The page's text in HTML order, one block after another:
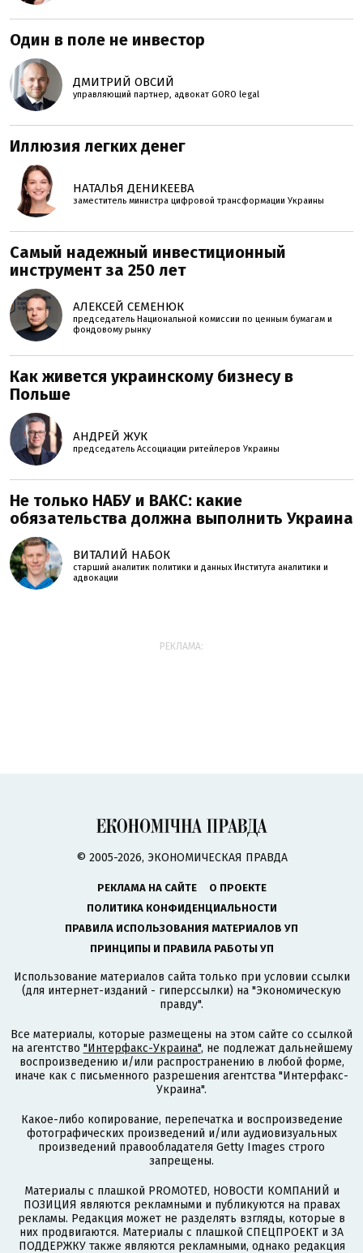
Один в поле не инвестор
ДМИТРИЙ ОВСИЙ
управляющий партнер, адвокат GORO legal
Иллюзия легких денег
НАТАЛЬЯ ДЕНИКЕЕВА
заместитель министра цифровой трансформации Украины
Самый надежный инвестиционный
инструмент за 250 лет
АЛЕКСЕЙ СЕМЕНЮК
председатель Национальной комиссии по ценным бумагам и
фондовому рынку
Как живется украинскому бизнесу в
Польше
АНДРЕЙ ЖУК
председатель Ассоциации ритейлеров Украины
Не только НАБУ и ВАКС: какие
обязательства должна выполнить Украина
ВИТАЛИЙ НАБОК
старший аналитик политики и данных Института аналитики и
адвокации
РЕКЛАМА:
© 2005-2026, ЭКОНОМИЧЕСКАЯ ПРАВДА
РЕКЛАМА НА САЙТЕ
О ПРОЕКТЕ
ПОЛИТИКА КОНФИДЕНЦИАЛЬНОСТИ
ПРАВИЛА ИСПОЛЬЗОВАНИЯ МАТЕРИАЛОВ УП
ПРИНЦИПЫ И ПРАВИЛА РАБОТЫ УП
Использование материалов сайта только при условии ссылки
(для интернет-изданий - гиперссылки) на "Экономическую
правду".
Все материалы, которые размещены на этом сайте со ссылкой
на агентство "Интерфакс-Украина", не подлежат дальнейшему
воспроизведению и/или распространению в любой форме,
иначе как с письменного разрешения агентства "Интерфакс-
Украина".
Какое-либо копирование, перепечатка и воспроизведение
фотографических произведений и/или аудиовизуальных
произведений правообладателя Getty Images строго
запрещены.
Материалы с плашкой PROMOTED, НОВОСТИ КОМПАНИЙ и
ПОЗИЦИЯ являются рекламными и публикуются на правах
рекламы. Редакция может не разделять взгляды, которые в
них продвигаются. Материалы с плашкой СПЕЦПРОЕКТ и ЗА
ПОДДЕРЖКУ также являются рекламными, однако редакция